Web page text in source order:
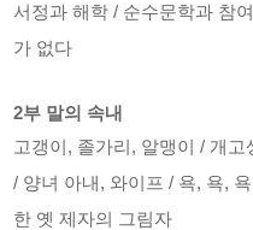
서정과 해학 / 순수문학과 참
가 없다
2부 말의 속내
고갱이, 졸가리, 알맹이 / 개
/ 양녀 아내, 와이프 / 욕, 욕,
한 옛 제자의 그림자